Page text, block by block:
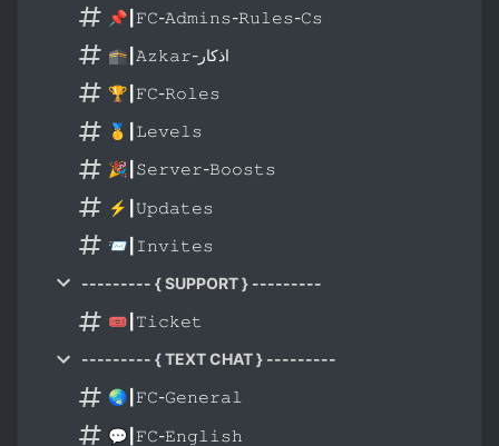
📌┃𝙵𝙲-𝙰𝚍𝚖𝚒𝚗𝚜-𝚁𝚞𝚕𝚎𝚜-𝙲𝚜
🕋┃𝙰𝚣𝚔𝚊𝚛-اذکار
🏆┃𝙵𝙲-𝚁𝚘𝚕𝚎𝚜
🥇┃𝙻𝚎𝚟𝚎𝚕𝚜
🎉┃𝚂𝚎𝚛𝚟𝚎𝚛-𝙱𝚘𝚘𝚜𝚝𝚜
⚡┃𝚄𝚙𝚍𝚊𝚝𝚎𝚜
📨┃𝙸𝚗𝚟𝚒𝚝𝚎𝚜
--------- { SUPPORT } ---------
🎟️┃𝚃𝚒𝚌𝚔𝚎𝚝
--------- { TEXT CHAT } ---------
🌏┃𝙵𝙲-𝙶𝚎𝚗𝚎𝚛𝚊𝚕
💬┃𝙵𝙲-𝙴𝚗𝚐𝚕𝚒𝚜𝚑